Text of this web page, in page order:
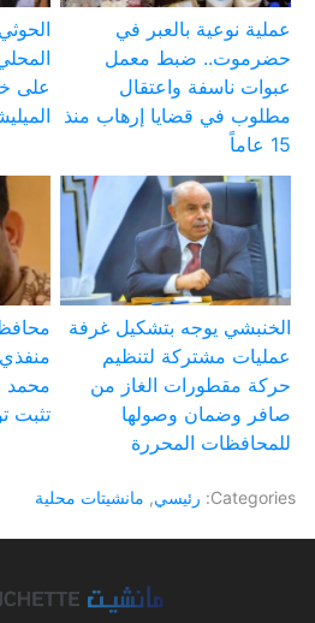
عملية نوعية بالعبر في
حضرموت.. ضبط معمل
عبوات ناسفة واعتقال
مطلوب في قضايا إرهاب منذ
15 عاماً
على
الخنبشي يوجه بتشكيل غرفة
عمليات مشتركة لتنظيم
حركة مقطورات الغاز من
صافر وضمان وصولها
للمحافظات المحررة
محمد
تثبت
Categories: رئيسي, مانشيتات محلية